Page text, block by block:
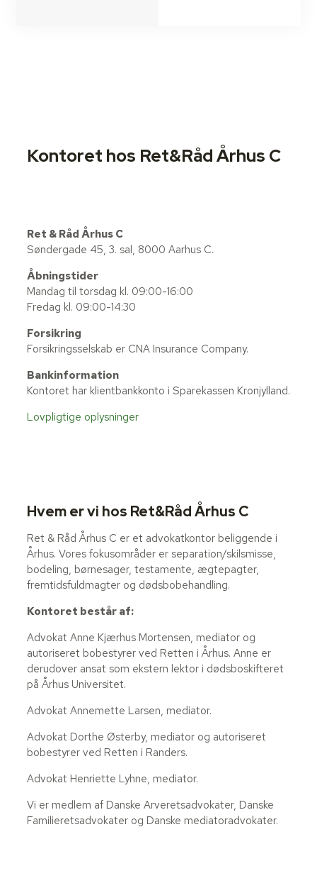
Kontoret hos Ret&Råd Århus C
Ret & Råd Århus C
Søndergade 45, 3. sal, 8000 Aarhus C.
Åbningstider
Mandag til torsdag kl. 09:00-16:00
Fredag kl. 09:00-14:30
Forsikring
Forsikringsselskab er CNA Insurance Company.
Bankinformation
Kontoret har klientbankkonto i Sparekassen Kronjylland.
Lovpligtige oplysninger
Hvem er vi hos Ret&Råd Århus C
Ret & Råd Århus C er et advokatkontor beliggende i
Århus. Vores fokusområder er separation/skilsmisse,
bodeling, børnesager, testamente, ægtepagter,
fremtidsfuldmagter og dødsbobehandling.
Kontoret består af:
Advokat Anne Kjærhus Mortensen, mediator og
autoriseret bobestyrer ved Retten i Århus. Anne er
derudover ansat som ekstern lektor i dødsboskifteret
på Århus Universitet.
Advokat Annemette Larsen, mediator.
Advokat Dorthe Østerby, mediator og autoriseret
bobestyrer ved Retten i Randers.
Advokat Henriette Lyhne, mediator.
Vi er medlem af Danske Arveretsadvokater, Danske
Familieretsadvokater og Danske mediatoradvokater.